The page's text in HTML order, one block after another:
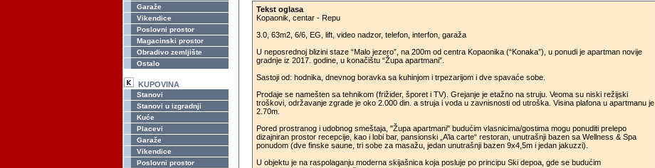
Garaže
Vikendice
Poslovni prostor
Magacinski prostor
Obradivo zemljište
Ostalo
KUPOVINA
Stanovi
Stanovi u izgradnji
Kuće
Placevi
Garaže
Vikendice
Poslovni prostor
Tekst oglasa
Kopaonik, centar - Repu
3.0, 63m2, 6/6, EG, lift, video nadzor, telefon, interfon, garaža
U neposrednoj blizini staze “Malo jezero”, na 200m od centra Kopaonika (“Konaka”), u ponudi je apartman novije
gradnje iz 2017. godine, u konačištu “Župa apartmani”.
Sastoji od: hodnika, dnevnog boravka sa kuhinjom i trpezarijom i dve spavaće sobe.
Prodaje se namešten sa tehnikom (frižider, šporet i TV). Grejanje je etažno na struju. Veoma su niski režijski
troškovi, održavanje zgrade je oko 2.000 din. a struja i voda u zavnisnosti od utroška. Visina plafona u apartmanu je
2.70m.
Pored prostranog i udobnog smeštaja, "Župa apartmani" budućim vlasnicima/gostima mogu ponuditi prelepo
dizajniran prostor recepcije, kao i lobi bar, pansionski „A’la carte“ restoran, unutrašnji bazen sa Wellness & Spa
ponudom (dve finske saune, tri sobe za masažu, jedan unutrašnji bazen 9x4,5m i jedan jakuzzi).
U objektu je na raspolaganju moderna skijašnica koja posluje po principu Ski depoa, gde se budućim